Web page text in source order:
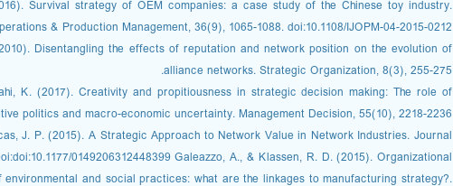
Survival strategy of OEM companies: a case study of the Chinese toy industry.
& Production Management, 36(9), 1065-1088. doi:10.1108/IJOPM-04-2015-0212.
Disentangling the effects of reputation and network position on the evolution of
alliance networks. Strategic Organization, 8(3), 255-275.
K. (2017). Creativity and propitiousness in strategic decision making: The role of
politics and macro-economic uncertainty. Management Decision, 55(10), 2218-2236.
J. P. (2015). A Strategic Approach to Network Value in Network Industries. Journal
0149206312448399 Galeazzo, A., & Klassen, R. D. (2015). Organizational
and social practices: what are the linkages to manufacturing strategy?.